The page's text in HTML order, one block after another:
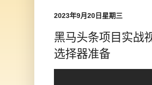
2023年9月20日星期三
黑马头条项目实战
选择器准备